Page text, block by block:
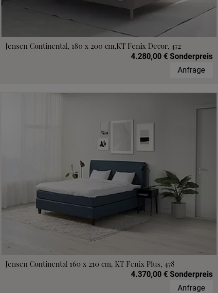
Jensen Continental, 180 x 200 cm,KT Fenix Decor, 472
4.280,00 € Sonderpreis
Anfrage
Jensen Continental 160 x 210 cm, KT Fenix Plus, 478
4.370,00 € Sonderpreis
Anfrage